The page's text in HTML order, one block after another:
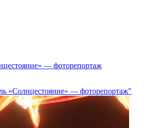
— фоторепортаж
«Солнцестояние» — фоторепортаж"